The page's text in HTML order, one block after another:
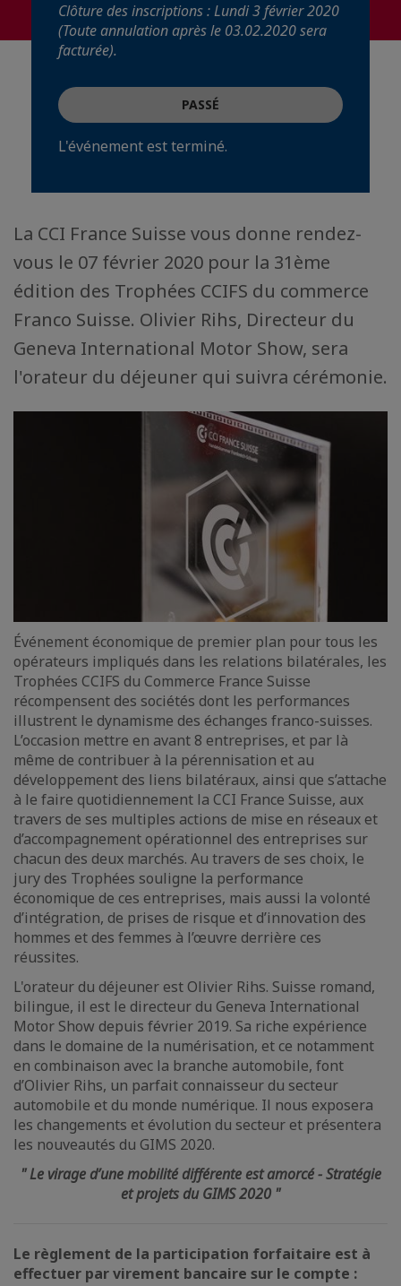
Clôture des inscriptions : Lundi 3 février 2020
(Toute annulation après le 03.02.2020 sera
facturée).
PASSÉ
L'événement est terminé.
La CCI France Suisse vous donne rendez-
vous le 07 février 2020 pour la 31ème
édition des Trophées CCIFS du commerce
Franco Suisse. Olivier Rihs, Directeur du
Geneva International Motor Show, sera
l'orateur du déjeuner qui suivra cérémonie.
Événement économique de premier plan pour tous les
opérateurs impliqués dans les relations bilatérales, les
Trophées CCIFS du Commerce France Suisse
récompensent des sociétés dont les performances
illustrent le dynamisme des échanges franco-suisses.
L’occasion mettre en avant 8 entreprises, et par là
même de contribuer à la pérennisation et au
développement des liens bilatéraux, ainsi que s’attache
à le faire quotidiennement la CCI France Suisse, aux
travers de ses multiples actions de mise en réseaux et
d’accompagnement opérationnel des entreprises sur
chacun des deux marchés. Au travers de ses choix, le
jury des Trophées souligne la performance
économique de ces entreprises, mais aussi la volonté
d’intégration, de prises de risque et d’innovation des
hommes et des femmes à l’œuvre derrière ces
réussites.
L'orateur du déjeuner est Olivier Rihs. Suisse romand,
bilingue, il est le directeur du Geneva International
Motor Show depuis février 2019. Sa riche expérience
dans le domaine de la numérisation, et ce notamment
en combinaison avec la branche automobile, font
d’Olivier Rihs, un parfait connaisseur du secteur
automobile et du monde numérique. Il nous exposera
les changements et évolution du secteur et présentera
les nouveautés du GIMS 2020.
" Le virage d’une mobilité différente est amorcé - Stratégie
et projets du GIMS 2020 "
Le règlement de la participation forfaitaire est à
effectuer par virement bancaire sur le compte :